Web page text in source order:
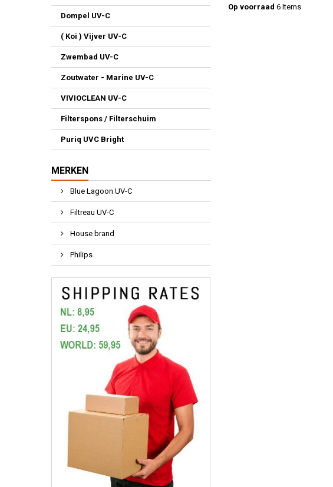
Dompel UV-C
( Koi ) Vijver UV-C
Zwembad UV-C
Zoutwater - Marine UV-C
VIVIOCLEAN UV-C
Filterspons / Filterschuim
Puriq UVC Bright
MERKEN
Blue Lagoon UV-C
Filtreau UV-C
House brand
Philips
Op voorraad 6 Items